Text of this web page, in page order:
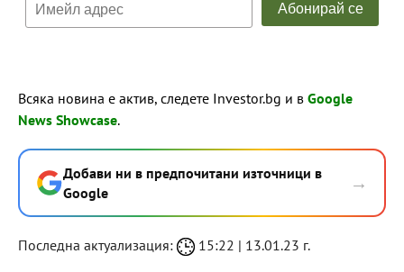
Всяка новина е актив, следете Investor.bg и в Google
News Showcase.
Добави ни в предпочитани източници в
Google
→
Последна актуализация: 15:22 | 13.01.23 г.